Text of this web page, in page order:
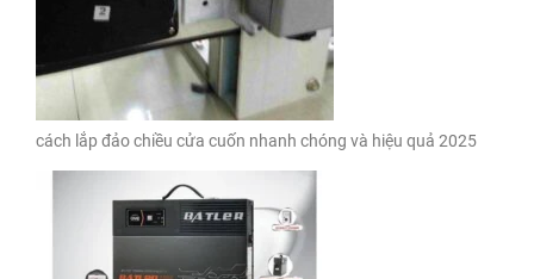
cách lắp đảo chiều cửa cuốn nhanh chóng và hiệu quả 2025